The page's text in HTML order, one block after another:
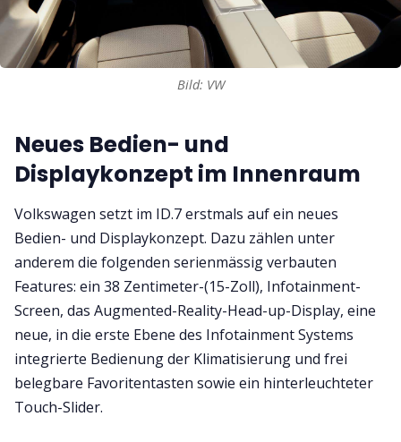
Bild: VW
Neues Bedien- und
Displaykonzept im Innenraum
Volkswagen setzt im ID.7 erstmals auf ein neues
Bedien- und Displaykonzept. Dazu zählen unter
anderem die folgenden serienmässig verbauten
Features: ein 38 Zentimeter-(15-Zoll), Infotainment-
Screen, das Augmented-Reality-Head-up-Display, eine
neue, in die erste Ebene des Infotainment Systems
integrierte Bedienung der Klimatisierung und frei
belegbare Favoritentasten sowie ein hinterleuchteter
Touch-Slider.